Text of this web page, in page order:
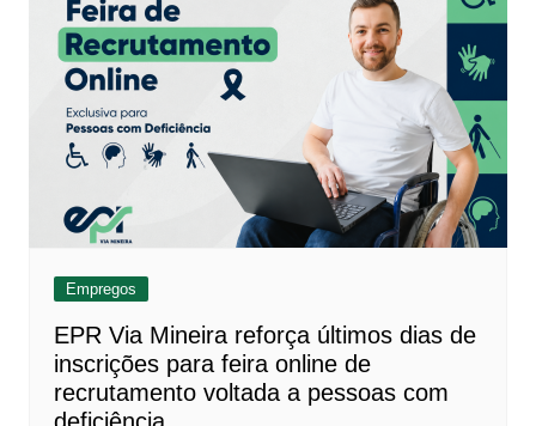
Empregos
EPR Via Mineira reforça últimos dias de
inscrições para feira online de
recrutamento voltada a pessoas com